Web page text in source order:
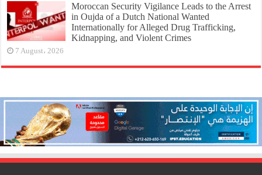
Moroccan Security Vigilance Leads to the Arrest
in Oujda of a Dutch National Wanted
Internationally for Alleged Drug Trafficking,
Kidnapping, and Violent Crimes
7 August، 2026